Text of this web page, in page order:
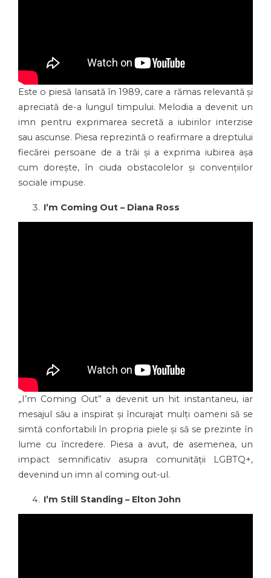
Este o piesă lansată în 1989, care a rămas relevantă și
apreciată de-a lungul timpului. Melodia a devenit un
imn pentru exprimarea secretă a iubirilor interzise
sau ascunse. Piesa reprezintă o reafirmare a dreptului
fiecărei persoane de a trăi și a exprima iubirea așa
cum dorește, în ciuda obstacolelor și convențiilor
sociale impuse.
I’m Coming Out – Diana Ross
„I’m Coming Out” a devenit un hit instantaneu, iar
mesajul său a inspirat și încurajat mulți oameni să se
simtă confortabili în propria piele și să se prezinte în
lume cu încredere. Piesa a avut, de asemenea, un
impact semnificativ asupra comunității LGBTQ+,
devenind un imn al coming out-ul.
I’m Still Standing – Elton John